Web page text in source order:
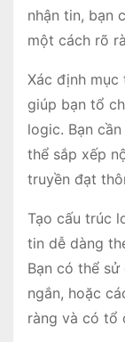
nhận tin, bạn
một cách rõ
Xác định mục
giúp bạn tổ
logic. Bạn
thể sắp xếp
truyền đạt
Tạo cấu trúc
tin dễ dàng
Bạn có thể
ngắn, hoặc
ràng và có tổ